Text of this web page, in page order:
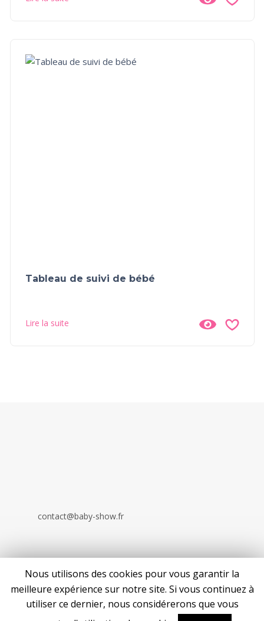
Tableau de suivi de bébé
Lire la suite
contact@baby-show.fr
Nous utilisons des cookies pour vous garantir la
meilleure expérience sur notre site. Si vous continuez à
utiliser ce dernier, nous considérerons que vous